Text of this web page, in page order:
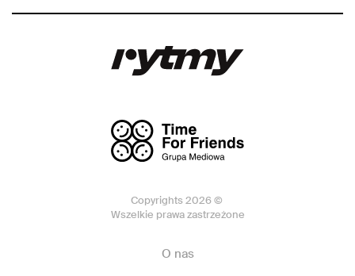
Copyrights 2026 ©
Wszelkie prawa zastrzeżone
O nas